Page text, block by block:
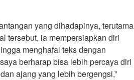
yang dihadapinya, terutama
tersebut, ia mempersiapkan diri
menghafal teks dengan
berharap bisa lebih percaya diri
ajang yang lebih bergengsi,”